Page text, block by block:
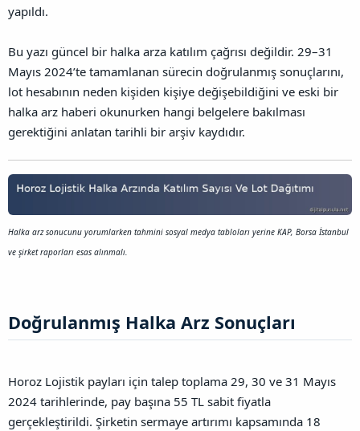
ı
ı
K
o
p
y
a
l
yapıldı.
Bu yazı güncel bir halka arza katılım çağrısı değildir. 29–31
Mayıs 2024’te tamamlanan sürecin doğrulanmış sonuçlarını,
lot hesabının neden kişiden kişiye değişebildiğini ve eski bir
halka arz haberi okunurken hangi belgelere bakılması
gerektiğini anlatan tarihli bir arşiv kaydıdır.
Halka arz sonucunu yorumlarken tahmini sosyal medya tabloları yerine KAP, Borsa İstanbul
ve şirket raporları esas alınmalı.
Doğrulanmış Halka Arz Sonuçları​
Horoz Lojistik payları için talep toplama 29, 30 ve 31 Mayıs
2024 tarihlerinde, pay başına 55 TL sabit fiyatla
gerçekleştirildi. Şirketin sermaye artırımı kapsamında 18